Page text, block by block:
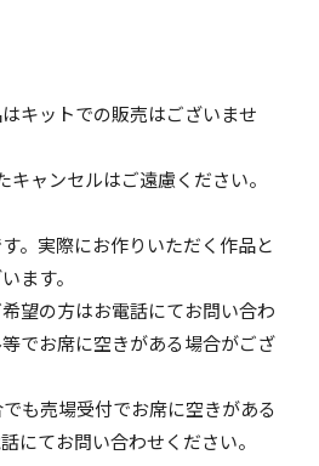
キットでの販売はございませ
ャンセルはご遠慮ください。
。実際にお作りいただく作品と
ます。
望の方はお電話にてお問い合わ
でお席に空きがある場合がござ
も売場受付でお席に空きがある
にてお問い合わせください。